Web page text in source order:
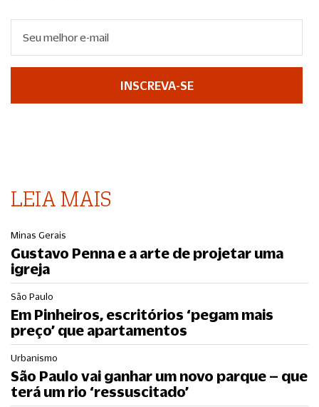
INSCREVA-SE
LEIA MAIS
Minas Gerais
Gustavo Penna e a arte de projetar uma
igreja
São Paulo
Em Pinheiros, escritórios ‘pegam mais
preço’ que apartamentos
Urbanismo
São Paulo vai ganhar um novo parque – que
terá um rio ‘ressuscitado’